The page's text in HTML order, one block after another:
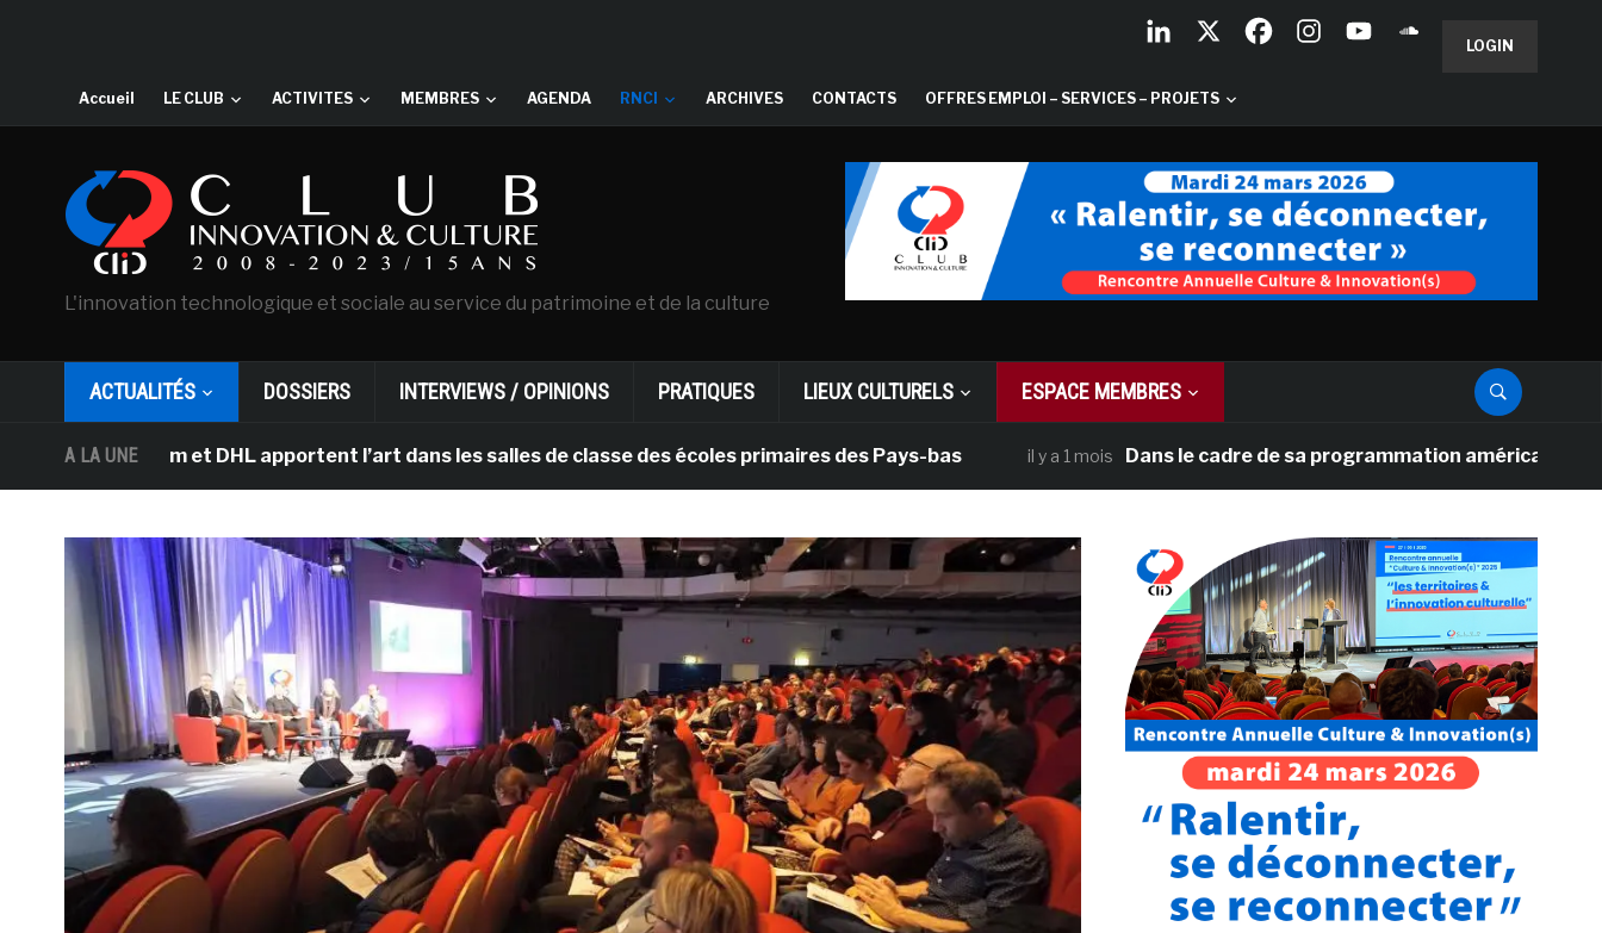
LOGIN
Accueil LE CLUB ACTIVITES MEMBRES AGENDA RNCI ARCHIVES CONTACTS OFFRES EMPLOI – SERVICES – PROJETS
L'innovation technologique et sociale au service du patrimoine et de la culture
ACTUALITÉS DOSSIERS INTERVIEWS / OPINIONS PRATIQUES LIEUX CULTURELS ESPACE MEMBRES
A LA UNEet DHL apportent l’art dans les salles de classe des écoles primaires des Pays-bas il y a 1 mois Dans le cadre de sa programmation américaine,